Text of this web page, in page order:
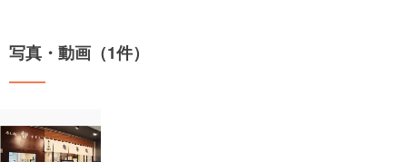
写真・動画（1件）